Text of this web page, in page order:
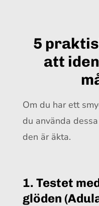
5
att
Om du har ett
du använda
den är äkta.
1. Testet
glöden